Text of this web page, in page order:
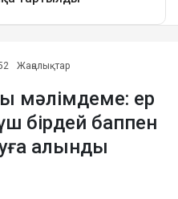
Жаңалықтар
мәлімдеме: ер
бірдей баппен
алынды